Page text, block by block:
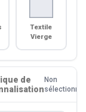
Textile
Vierge
de
Non
sélectionné